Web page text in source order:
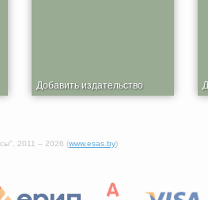
Добавить издательство
2011 – 2026 (www.esas.by)